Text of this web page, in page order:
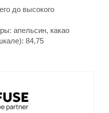
до высокого
апельсин, какао
84,75